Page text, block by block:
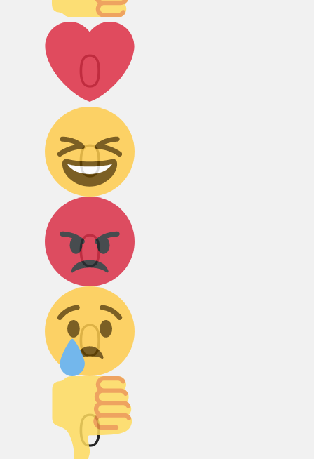
0
Лайк!
0
Дикий смех!
0
Агрессия!
0
Грусть :(
0
Палец вниз!